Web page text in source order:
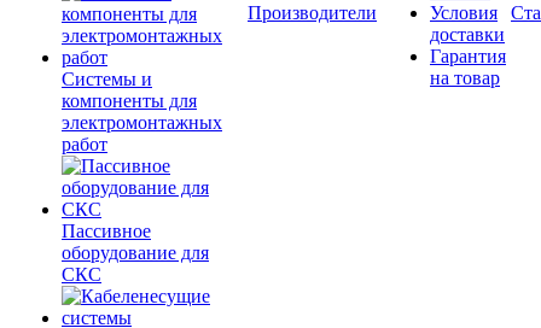
Системы и
компоненты для
электромонтажных
работ
Пассивное
оборудование для
СКС
Производители
Условия
доставки
Гарантия
на товар